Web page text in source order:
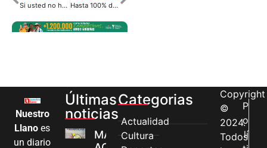
Si usted no ha pagado su impuesto vehicular aún está a tiempo. Hasta 100% de descuento en intereses del Fondo Social para la Educación del Meta.
Nuestro
Llano es
un diario
Últimas
noticias
MÁS MUJERES
Categorias
Actualidad
Cultura
Copyright
©
2024.
Todos
P
o
lí